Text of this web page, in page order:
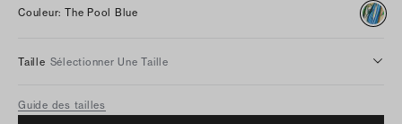
Couleur: The Pool Blue
Taille Sélectionner Une Taille
Guide des tailles